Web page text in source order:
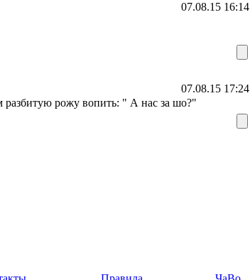
07.08.15 16:14
07.08.15 17:24
разбитую рожу вопить: " А нас за шо?"